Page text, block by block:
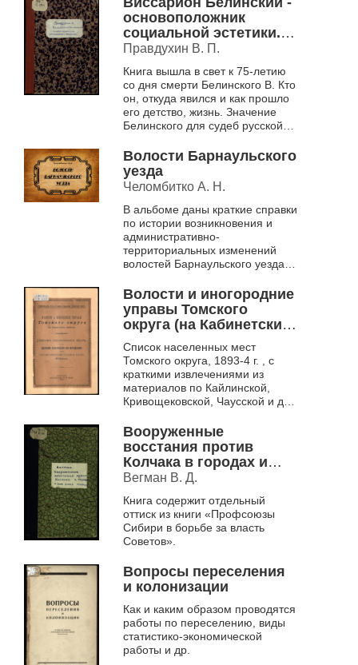
основоположник
социальной эстетики. К
75-летию со дня смерти
(1848-1923 г.).
Правдухин В. П.
Книга вышла в свет к 75-летию
со дня смерти Белинского В. Кто
он, откуда явился и как прошло
его детство, жизнь. Значение
Белинского для судеб русской
Волости Барнаульского
уезда
Челомбитко А. Н.
В альбоме даны краткие справки
по истории возникновения и
административно-
территориальных изменений
волостей Барнаульского уезда в
Справочник снабжен
многочисленными
картографическими...
Волости и иногородние
управы Томского
округа (на Кабинетских
землях)
Список населенных мест
Томского округа, 1893-4 г. , с
краткими извлечениями из
материалов по Кайлинской,
Кривощековской, Чаусской и др.
Вооруженные
восстания против
Колчака в городах и
рабочих районах
Сибири
Вегман В. Д.
Книга содержит отдельный
оттиск из книги «Профсоюзы
Сибири в борьбе за власть
Советов».
Вопросы переселения
и колонизации
Как и каким образом проводятся
работы по переселению, виды
статистико-экономической
работы и др.